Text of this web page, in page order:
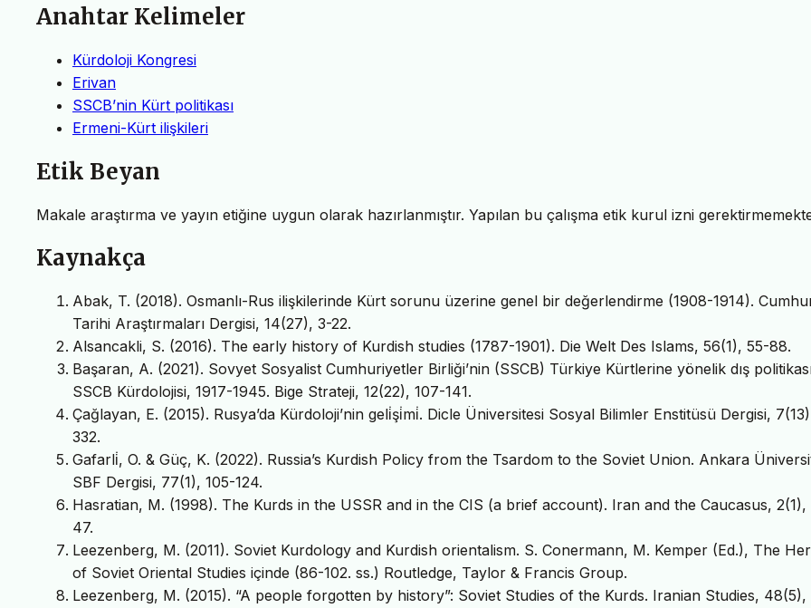
Anahtar Kelimeler
Kürdoloji Kongresi
Erivan
SSCB’nin Kürt politikası
Ermeni-Kürt ilişkileri
Etik Beyan
Makale araştırma ve yayın etiğine uygun olarak hazırlanmıştır. Yapılan bu çalışma etik kurul izni
Kaynakça
Abak, T. (2018). Osmanlı-Rus ilişkilerinde Kürt sorunu üzerine genel bir değerlendirme (1908-1914).
Tarihi Araştırmaları Dergisi, 14(27), 3-22.
Alsancakli, S. (2016). The early history of Kurdish studies (1787-1901). Die Welt Des Islams, 56(1), 55-88.
Başaran, A. (2021). Sovyet Sosyalist Cumhuriyetler Birliği’nin (SSCB) Türkiye Kürtlerine yönelik dış
SSCB Kürdolojisi, 1917-1945. Bige Strateji, 12(22), 107-141.
Çağlayan, E. (2015). Rusya’da Kürdoloji’nin geli̇şi̇mi̇. Dicle Üniversitesi Sosyal Bilimler Enstitüsü Dergisi,
332.
Gafarli̇, O. & Güç, K. (2022). Russia’s Kurdish Policy from the Tsardom to the Soviet Union. Ankara
SBF Dergisi, 77(1), 105-124.
Hasratian, M. (1998). The Kurds in the USSR and in the CIS (a brief account). Iran and the Caucasus,
47.
Leezenberg, M. (2011). Soviet Kurdology and Kurdish orientalism. S. Conermann, M. Kemper (Ed.), The
of Soviet Oriental Studies içinde (86-102. ss.) Routledge, Taylor & Francis Group.
Leezenberg, M. (2015). “A people forgotten by history”: Soviet Studies of the Kurds. Iranian Studies,